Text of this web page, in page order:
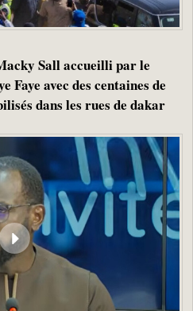
Sall accueilli par le
Faye avec des centaines de
dans les rues de dakar